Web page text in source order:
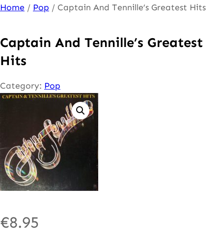
Ga
de
inhoud
Home / Pop / Captain And Tennille’s Greatest Hits
Captain And Tennille’s Greatest
Hits
Category: Pop
€8.95